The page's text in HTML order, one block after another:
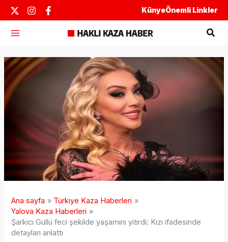
İçeriğe
atla
KünyeÖnemli Linkler
Ana sayfa
Türkiye Kaza Haberleri
Yalova Kaza Haberleri
Şarkıcı Güllü feci şekilde yaşamını yitirdi: Kızı ifadesinde
detayları anlattı